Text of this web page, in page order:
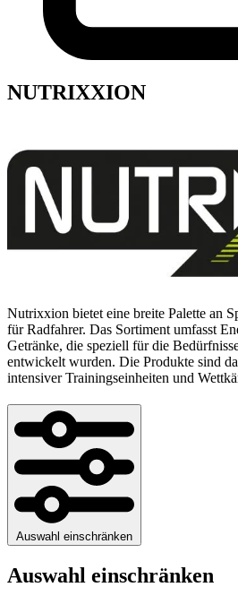
NUTRIXXION
Nutrixxion bietet eine breite Palette an
für Radfahrer. Das Sortiment umfasst
Getränke, die speziell für die
entwickelt wurden. Die Produkte sind
intensiver Trainingseinheiten und
Auswahl einschränken
Auswahl einschränken